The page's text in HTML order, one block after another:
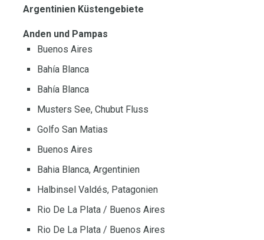
Argentinien Küstengebiete
Anden und Pampas
Buenos Aires
Bahía Blanca
Bahía Blanca
Musters See, Chubut Fluss
Golfo San Matias
Buenos Aires
Bahia Blanca, Argentinien
Halbinsel Valdés, Patagonien
Rio De La Plata / Buenos Aires
Rio De La Plata / Buenos Aires